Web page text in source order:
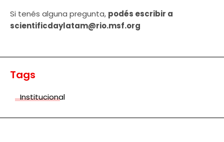
Si tenés alguna pregunta, podés escribir a
scientificdaylatam@rio.msf.org
Tags
Institucional